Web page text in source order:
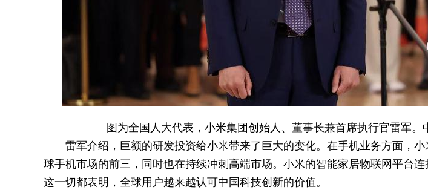
图为全国人大代表，小米集团创始人、董事长兼首席执行官雷军。
雷军介绍，巨额的研发投资给小米带来了巨大的变化。在手机业务方面，
球手机市场的前三，同时也在持续冲刺高端市场。小米的智能家居物联网平台连
这一切都表明，全球用户越来越认可中国科技创新的价值。